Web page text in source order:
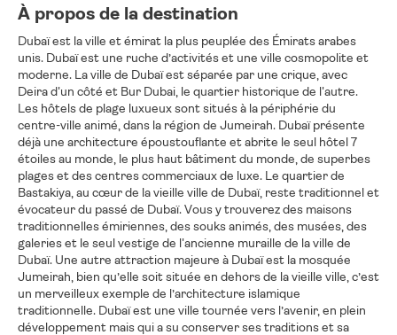
À propos de la destination
Dubaï est la ville et émirat la plus peuplée des Émirats arabes
unis. Dubaï est une ruche d’activités et une ville cosmopolite et
moderne. La ville de Dubaï est séparée par une crique, avec
Deira d'un côté et Bur Dubai, le quartier historique de l'autre.
Les hôtels de plage luxueux sont situés à la périphérie du
centre-ville animé, dans la région de Jumeirah. Dubaï présente
déjà une architecture époustouflante et abrite le seul hôtel 7
étoiles au monde, le plus haut bâtiment du monde, de superbes
plages et des centres commerciaux de luxe. Le quartier de
Bastakiya, au cœur de la vieille ville de Dubaï, reste traditionnel et
évocateur du passé de Dubaï. Vous y trouverez des maisons
traditionnelles émiriennes, des souks animés, des musées, des
galeries et le seul vestige de l'ancienne muraille de la ville de
Dubaï. Une autre attraction majeure à Dubaï est la mosquée
Jumeirah, bien qu’elle soit située en dehors de la vieille ville, c’est
un merveilleux exemple de l’architecture islamique
traditionnelle. Dubaï est une ville tournée vers l’avenir, en plein
développement mais qui a su conserver ses traditions et sa